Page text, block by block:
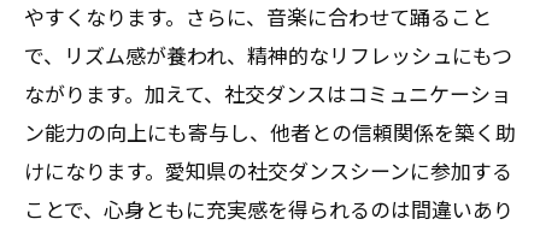
やすくなります。さらに、音楽に合わせて踊ること
で、リズム感が養われ、精神的なリフレッシュにもつ
ながります。加えて、社交ダンスはコミュニケーショ
ン能力の向上にも寄与し、他者との信頼関係を築く助
けになります。愛知県の社交ダンスシーンに参加する
ことで、心身ともに充実感を得られるのは間違いあり